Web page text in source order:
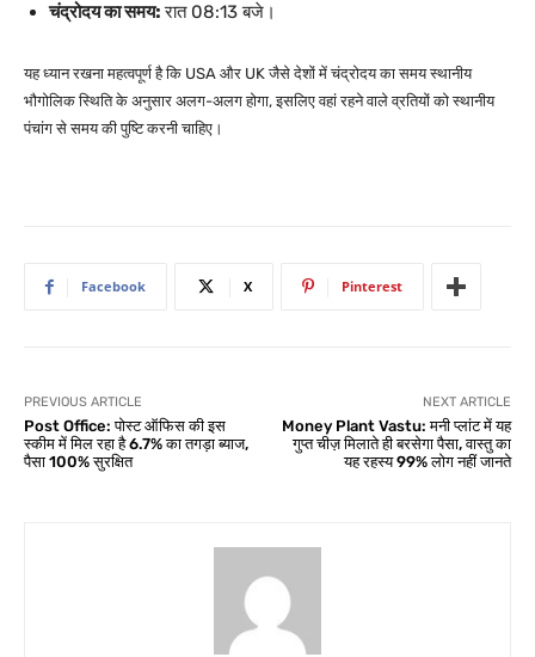
चंद्रोदय का समय:रात 08:13 बजे।
यह ध्यान रखना महत्वपूर्ण है कि USA और UK जैसे देशों में चंद्रोदय का समय स्थानीय
भौगोलिक स्थिति के अनुसार अलग-अलग होगा, इसलिए वहां रहने वाले व्रतियों को स्थानीय
पंचांग से समय की पुष्टि करनी चाहिए।
Facebook X Pinterest
PREVIOUS ARTICLE
Post Office: पोस्ट ऑफिस की इस
स्कीम में मिल रहा है 6.7% का तगड़ा ब्याज,
पैसा 100% सुरक्षित
NEXT ARTICLE
Money Plant Vastu: मनी प्लांट में यह
गुप्त चीज़ मिलाते ही बरसेगा पैसा, वास्तु का
यह रहस्य 99% लोग नहीं जानते